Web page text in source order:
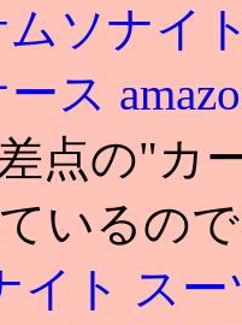
ムソナイ
ス
点の"カ
いるの
イト ス